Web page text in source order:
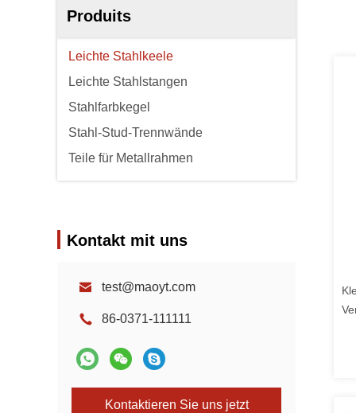
Produits
Leichte Stahlkeele
Leichte Stahlstangen
Stahlfarbkegel
Stahl-Stud-Trennwände
Teile für Metallrahmen
Kontakt mit uns
test@maoyt.com
86-0371-111111
Kontaktieren Sie uns jetzt